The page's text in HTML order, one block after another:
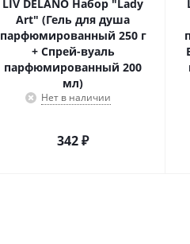
LIV DELANO Набор "Lady
Art" (Гель для душа
парфюмированный 250 г
+ Спрей-вуаль
парфюмированный 200
мл)
Нет в наличии
342₽